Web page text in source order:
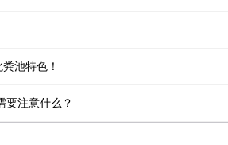
池特色！
要注意什么？